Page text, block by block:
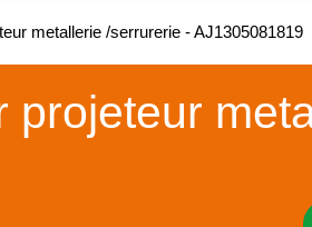
metallerie /serrurerie - AJ1305081819
projeteur